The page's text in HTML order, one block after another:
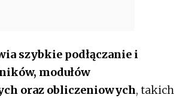
szybkie podłączanie i
modułów
oraz obliczeniowych, takich